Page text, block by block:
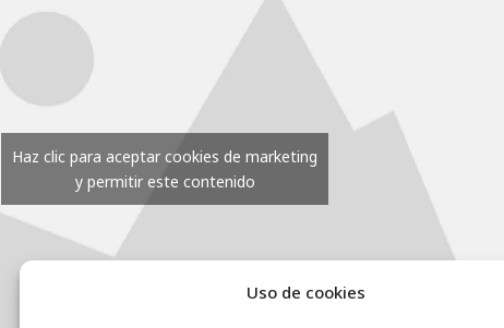
Uso de cookies
Haz clic para aceptar cookies de marketing
y permitir este contenido